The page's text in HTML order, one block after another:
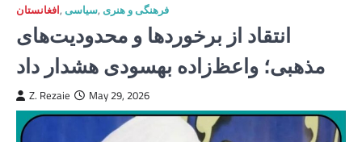
افغانستان, سیاسی, فرهنگی و هنری
انتقاد از برخوردها و محدودیت‌های
مذهبی؛ واعظ‌زاده بهسودی هشدار داد
Z. Rezaie May 29, 2026